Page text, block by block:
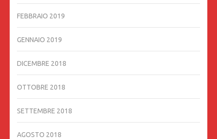
FEBBRAIO 2019
GENNAIO 2019
DICEMBRE 2018
OTTOBRE 2018
SETTEMBRE 2018
AGOSTO 2018